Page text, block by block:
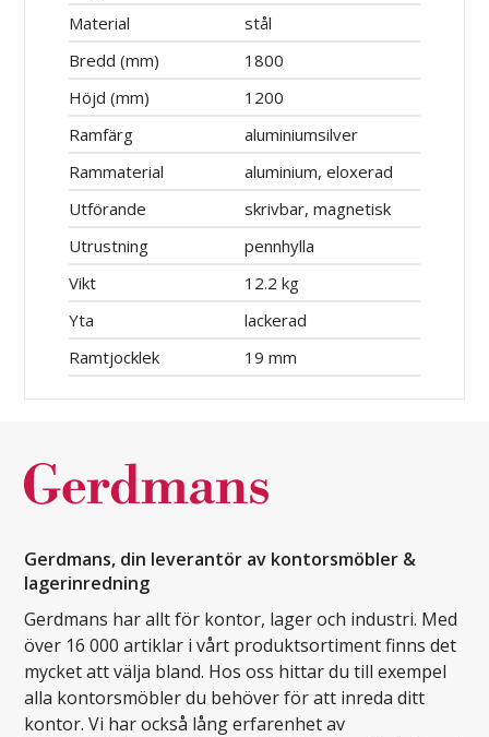
Material
stål
Bredd (mm)
1800
Höjd (mm)
1200
Ramfärg
aluminiumsilver
Rammaterial
aluminium, eloxerad
Utförande
skrivbar, magnetisk
Utrustning
pennhylla
Vikt
12.2 kg
Yta
lackerad
Ramtjocklek
19 mm
Gerdmans, din leverantör av kontorsmöbler &
lagerinredning
Gerdmans har allt för kontor, lager och industri. Med
över 16 000 artiklar i vårt produktsortiment finns det
mycket att välja bland. Hos oss hittar du till exempel
alla kontorsmöbler du behöver för att inreda ditt
kontor. Vi har också lång erfarenhet av